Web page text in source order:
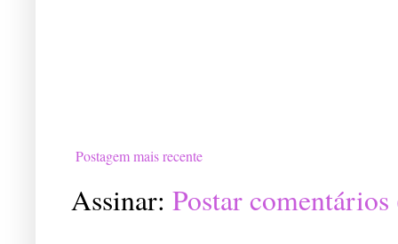
Postagem mais recente
Assinar: Postar